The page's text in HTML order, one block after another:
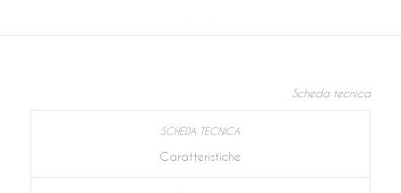
Scheda tecnica
Caratteristiche